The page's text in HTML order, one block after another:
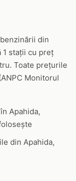
din
1 stații cu preț
Toate prețurile
Monitorul
Apahida,
din Apahida,